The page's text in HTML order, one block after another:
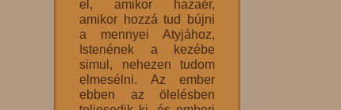
el, amikor hazaér,
amikor hozzá tud bújni
a mennyei Atyjához,
Istenének a kezébe
simul, nehezen tudom
elmesélni. Az ember
ebben az ölelésben